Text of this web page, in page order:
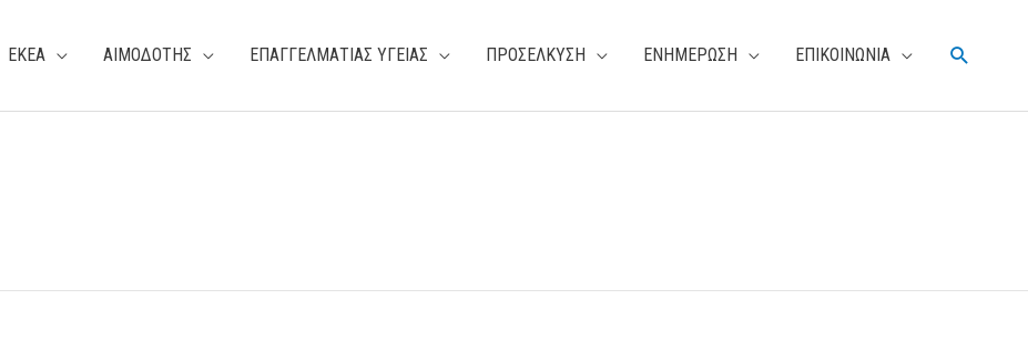
ΕΚΕΑ ΑΙΜΟΔΟΤΗΣ ΕΠΑΓΓΕΛΜΑΤΙΑΣ ΥΓΕΙΑΣ ΠΡΟΣΕΛΚΥΣΗ ΕΝΗΜΕΡΩΣΗ ΕΠΙΚΟΙΝΩΝΙΑ